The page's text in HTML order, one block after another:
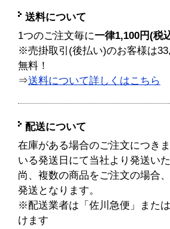
送料について
1つのご注文毎に一律1,100円(税
※売掛取引(後払い)のお客様は
無料！
⇒送料について詳しくはこちら
配送について
在庫がある場合のご注文につき
いる発送日にて当社より発送い
尚、複数の商品をご注文の場合
発送となります。
※配送業者は「佐川急便」また
けます